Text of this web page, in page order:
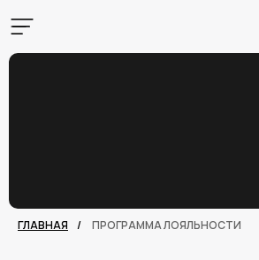
ГЛАВНАЯ / ПРОГРАММА ЛОЯЛЬНОСТИ